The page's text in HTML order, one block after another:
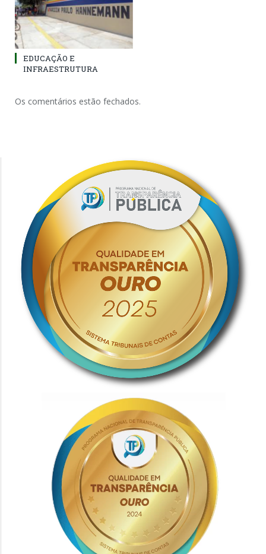
EDUCAÇÃO E
INFRAESTRUTURA
Os comentários estão fechados.